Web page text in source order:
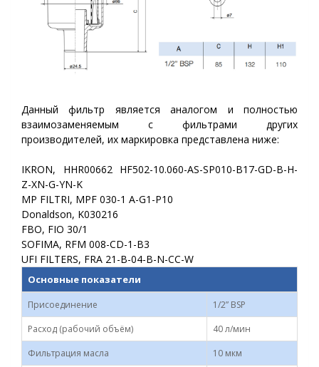
Данный фильтр является аналогом и полностью
взаимозаменяемым с фильтрами других
производителей, их маркировка представлена ниже:
IKRON, HHR00662 HF502-10.060-AS-SP010-B17-GD-B-H-
Z-XN-G-YN-K
MP FILTRI, MPF 030-1 A-G1-P10
Donaldson, K030216
FBO, FIO 30/1
SOFIMA, RFM 008-CD-1-B3
UFI FILTERS, FRA 21-B-04-B-N-CC-W
Основные показатели
Присоединение
1/2” BSP
Расход (рабочий объём)
40 л/мин
Фильтрация масла
10 мкм